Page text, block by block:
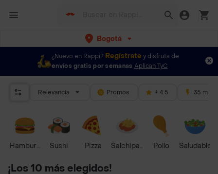
Bogotá
¿Nuevo en Rappi? Regístrate y disfruta de
envíos gratis por semanas Aplican TyC
Relevancia Promos + 4.5 35 mins
HamburguesaSushi Pizza Salchipapas Pollo Saludable
¡Los 10 más elegidos!